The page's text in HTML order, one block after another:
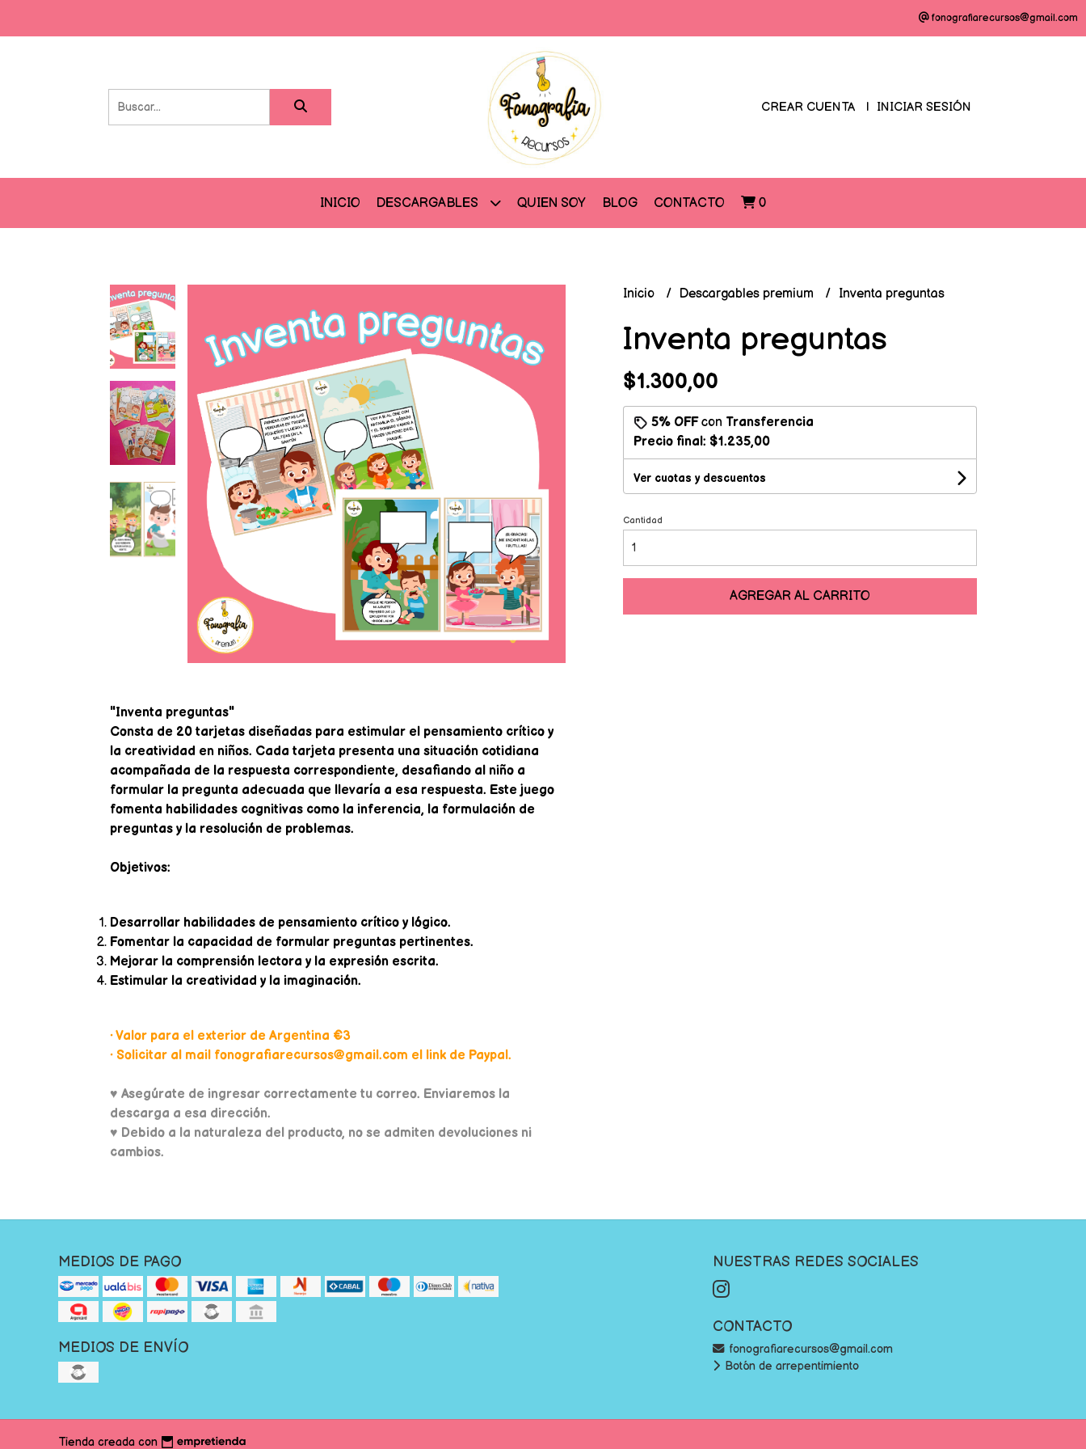
fonografiarecursos@gmail.com
CREAR CUENTA INICIAR SESIÓN
INICIO DESCARGABLES QUIEN SOY BLOG CONTACTO 0
"Inventa preguntas"
Consta de 20 tarjetas diseñadas para estimular el pensamiento crítico y
la creatividad en niños. Cada tarjeta presenta una situación cotidiana
acompañada de la respuesta correspondiente, desafiando al niño a
formular la pregunta adecuada que llevaría a esa respuesta. Este juego
fomenta habilidades cognitivas como la inferencia, la formulación de
preguntas y la resolución de problemas.
Objetivos:
Desarrollar habilidades de pensamiento crítico y lógico.
Fomentar la capacidad de formular preguntas pertinentes.
Mejorar la comprensión lectora y la expresión escrita.
Estimular la creatividad y la imaginación.
• Valor para el exterior de Argentina €3
• Solicitar al mail fonografiarecursos@gmail.com el link de Paypal.
♥ Asegúrate de ingresar correctamente tu correo. Enviaremos la
descarga a esa dirección.
♥ Debido a la naturaleza del producto, no se admiten devoluciones ni
cambios.
Inicio Descargables premium Inventa preguntas
Inventa preguntas
$1.300,00
5% OFFcon Transferencia
Precio final: $1.235,00
Ver cuotas y descuentos
Cantidad
AGREGAR AL CARRITO
MEDIOS DE PAGO
MEDIOS DE ENVÍO
NUESTRAS REDES SOCIALES
CONTACTO
fonografiarecursos@gmail.com
Botón de arrepentimiento
Tienda creada con